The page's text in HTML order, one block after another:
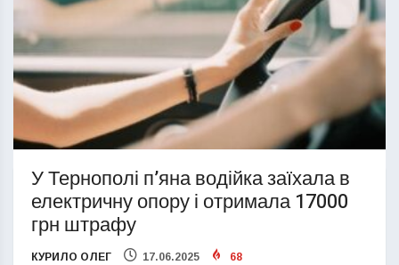
У Тернополі п’яна водійка заїхала в
електричну опору і отримала 17000
грн штрафу
КУРИЛО ОЛЕГ 17.06.2025 68